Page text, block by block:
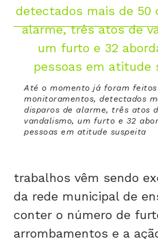
Até o momento já foram feitos
disparos de alarme, três atos
vandalismo, um furto e 32
pessoas em atitude suspeita
trabalhos vêm sendo
da rede municipal de
conter o número de
arrombamentos e a
as férias escolares.